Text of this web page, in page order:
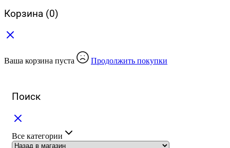
Корзина (0)
Ваша корзина пуста Продолжить покупки
Поиск
Все категории